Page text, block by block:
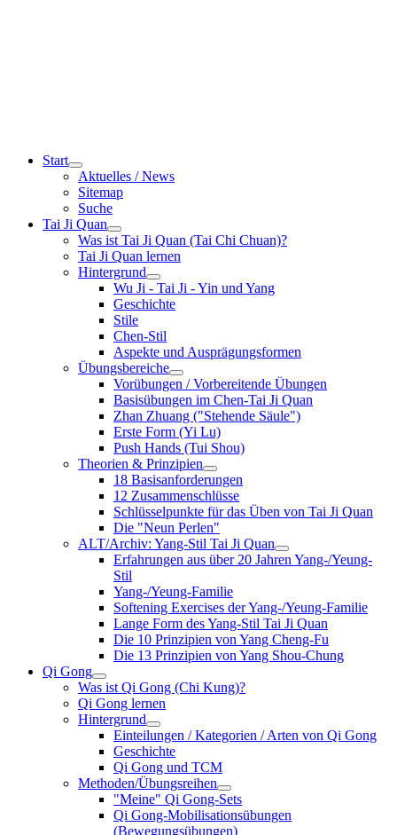
Start
Aktuelles / News
Sitemap
Suche
Tai Ji Quan
Was ist Tai Ji Quan (Tai Chi Chuan)?
Tai Ji Quan lernen
Hintergrund
Wu Ji - Tai Ji - Yin und Yang
Geschichte
Stile
Chen-Stil
Aspekte und Ausprägungsformen
Übungsbereiche
Vorübungen / Vorbereitende Übungen
Basisübungen im Chen-Tai Ji Quan
Zhan Zhuang ("Stehende Säule")
Erste Form (Yi Lu)
Push Hands (Tui Shou)
Theorien & Prinzipien
18 Basisanforderungen
12 Zusammenschlüsse
Schlüsselpunkte für das Üben von Tai Ji Quan
Die "Neun Perlen"
ALT/Archiv: Yang-Stil Tai Ji Quan
Erfahrungen aus über 20 Jahren Yang-/Yeung-
Stil
Yang-/Yeung-Familie
Softening Exercises der Yang-/Yeung-Familie
Lange Form des Yang-Stil Tai Ji Quan
Die 10 Prinzipien von Yang Cheng-Fu
Die 13 Prinzipien von Yang Shou-Chung
Qi Gong
Was ist Qi Gong (Chi Kung)?
Qi Gong lernen
Hintergrund
Einteilungen / Kategorien / Arten von Qi Gong
Geschichte
Qi Gong und TCM
Methoden/Übungsreihen
"Meine" Qi Gong-Sets
Qi Gong-Mobilisationsübungen
(Bewegungsübungen)